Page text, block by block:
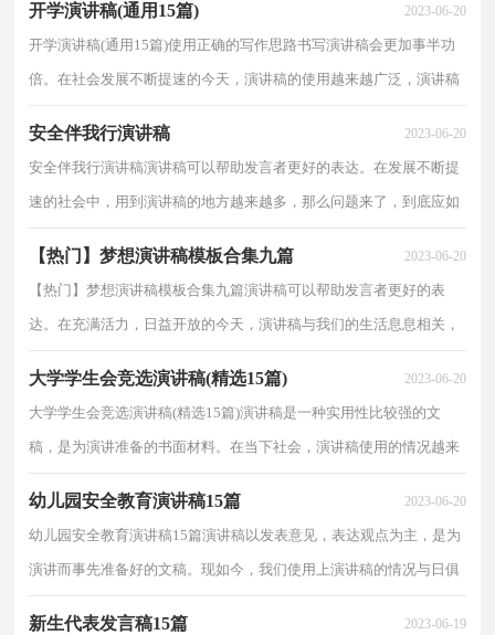
开学演讲稿(通用15篇) 2023-06-20
开学演讲稿(通用15篇)使用正确的写作思路书写演讲稿会更加事半功
倍。在社会发展不断提速的今天，演讲稿的使用越来越广泛，演讲稿
安全伴我行演讲稿 2023-06-20
安全伴我行演讲稿演讲稿可以帮助发言者更好的表达。在发展不断提
速的社会中，用到演讲稿的地方越来越多，那么问题来了，到底应如
【热门】梦想演讲稿模板合集九篇 2023-06-20
【热门】梦想演讲稿模板合集九篇演讲稿可以帮助发言者更好的表
达。在充满活力，日益开放的今天，演讲稿与我们的生活息息相关，
大学学生会竞选演讲稿(精选15篇) 2023-06-20
大学学生会竞选演讲稿(精选15篇)演讲稿是一种实用性比较强的文
稿，是为演讲准备的书面材料。在当下社会，演讲稿使用的情况越来
幼儿园安全教育演讲稿15篇 2023-06-20
幼儿园安全教育演讲稿15篇演讲稿以发表意见，表达观点为主，是为
演讲而事先准备好的文稿。现如今，我们使用上演讲稿的情况与日俱
新生代表发言稿15篇 2023-06-19